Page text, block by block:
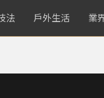
法 戶外生活 業